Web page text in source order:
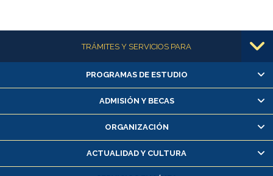
Más informaciónTRÁMITES Y SERVICIOS PARA
Alumnas/os y exalumnas/os
Matrícula en línea
Inscripción y cambio de asignaturas
Consulta y certificado de notas
Servicio médico y dental
PROGRAMAS DE ESTUDIO
ADMISIÓN Y BECAS
ORGANIZACIÓN
ACTUALIDAD Y CULTURA